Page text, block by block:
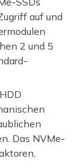
auf und
2 und 5
HDD
Das NVMe-